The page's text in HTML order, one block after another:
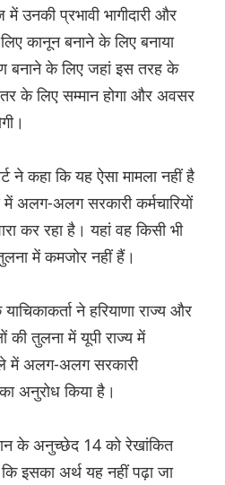
उनकी प्रभावी भागीदारी और
कानून बनाने के लिए बनाया
बनाने के लिए जहां इस तरह के
के लिए सम्मान होगा और अवसर
ने कहा कि यह ऐसा मामला नहीं है
में अलग-अलग सरकारी कर्मचारियों
कर रहा है। यहां वह किसी भी
में कमजोर नहीं हैं।
ने हरियाणा राज्य और
की तुलना में यूपी राज्य में
में अलग-अलग सरकारी
अनुरोध किया है।
के अनुच्छेद 14 को रेखांकित
इसका अर्थ यह नहीं पढ़ा जा